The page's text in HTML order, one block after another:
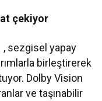
çekiyor
, sezgisel yapay
birleştirerek
Dolby Vision
ve taşınabilir